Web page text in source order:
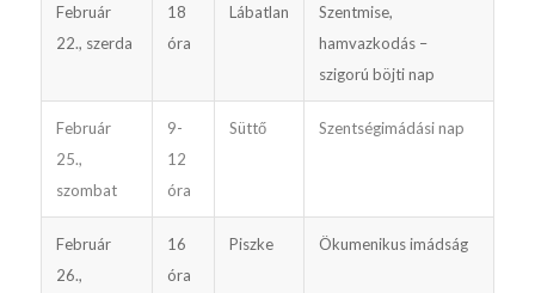
Február
22., szerda
18
óra
Lábatlan
Szentmise,
hamvazkodás –
szigorú böjti nap
Február
25.,
szombat
9-
12
óra
Süttő Szentségimádási nap
Február
26.,
16
óra
Piszke Ökumenikus imádság